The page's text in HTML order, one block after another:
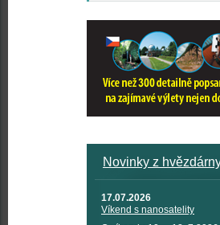
Novinky z
17.07.2026
Víkend s nanosatelity